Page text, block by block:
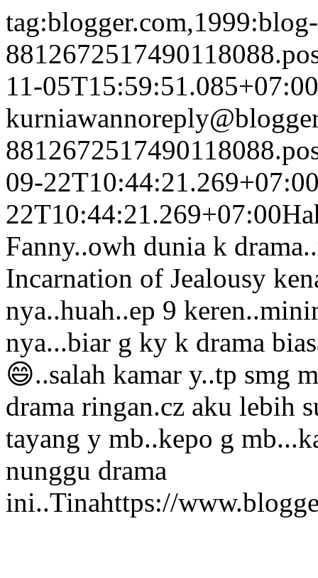
tag:blogger.com,1999:blog-
11-05T15:59:51.085+07:00
kurniawan
09-
22T10:44:21.269+07:00
Fanny..owh dunia k
Incarnation of Jealousy
nya..huah..ep 9
nya...biar g ky k drama
😄..salah kamar y..tp smg
drama ringan.cz aku lebih
tayang y mb..kepo g
nunggu drama
ini..Tinahttps://